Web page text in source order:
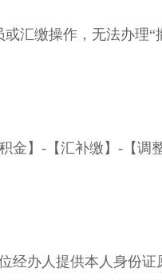
缴操作，无法办理“
】-【汇补缴】-【调
办人提供本人身份证